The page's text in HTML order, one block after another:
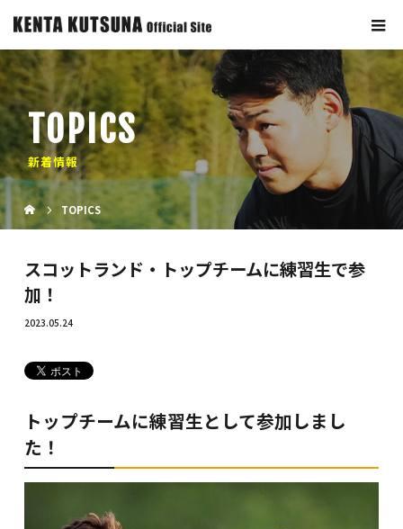
TOPICS
新着情報
TOPICS
スコットランド・トップチームに練習生で参
加！
2023.05.24
トップチームに練習生として参加しまし
た！